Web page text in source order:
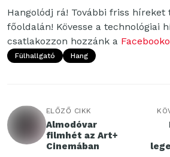
Hangolódj rá! További friss híreket
főoldalán! Kövesse a technológiai
csatlakozzon hozzánk a
Fülhallgató Hang
ELŐZŐ CIKK
Almodóvar
filmhét az Art+
Cinemában